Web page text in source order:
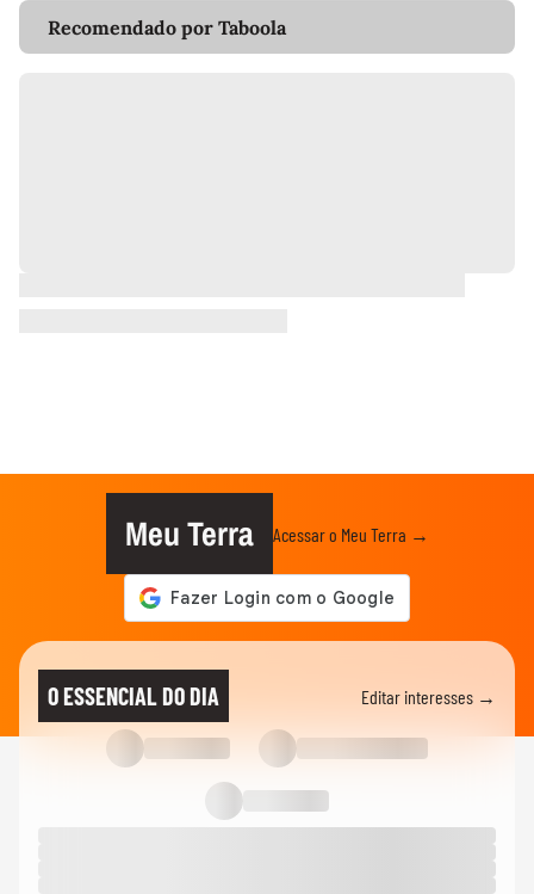
Recomendado por Taboola
Meu Terra Acessar o Meu Terra →
O ESSENCIAL DO DIA Editar interesses →